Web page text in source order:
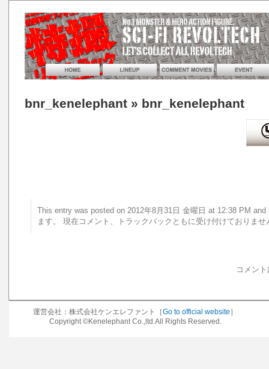
bnr_kenelephant » bnr_kenelephant
This entry was posted on 2012年8月31日 金曜日 at 12:38 PM
ます。 現在コメント、トラックバックともに受け付けておりませ
コメン
運営会社：株式会社ケンエレファント［Go to official website ］
Copyright ©Kenelephant Co.,ltd.All Rights Reserved.